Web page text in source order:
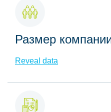
Размер
Reveal data